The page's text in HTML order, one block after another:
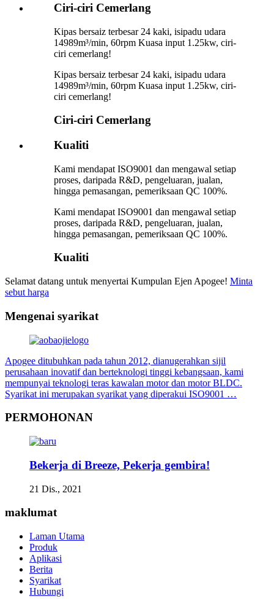
Ciri-ciri Cemerlang
Kipas bersaiz terbesar 24 kaki, isipadu udara
14989m³/min, 60rpm Kuasa input 1.25kw, ciri-
ciri cemerlang!
Kipas bersaiz terbesar 24 kaki, isipadu udara
14989m³/min, 60rpm Kuasa input 1.25kw, ciri-
ciri cemerlang!
Ciri-ciri Cemerlang
Kualiti
Kami mendapat ISO9001 dan mengawal setiap
proses, daripada R&D, pengeluaran, jualan,
hingga pemasangan, pemeriksaan QC 100%.
Kami mendapat ISO9001 dan mengawal setiap
proses, daripada R&D, pengeluaran, jualan,
hingga pemasangan, pemeriksaan QC 100%.
Kualiti
Selamat datang untuk menyertai Kumpulan Ejen Apogee! Minta
sebut harga
Mengenai syarikat
Apogee ditubuhkan pada tahun 2012, dianugerahkan sijil
perusahaan inovatif dan berteknologi tinggi kebangsaan, kami
mempunyai teknologi teras kawalan motor dan motor BLDC.
Syarikat ini merupakan syarikat yang diperakui ISO9001 …
PERMOHONAN
Bekerja di Breeze, Pekerja gembira!
21 Dis., 2021
maklumat
Laman Utama
Produk
Aplikasi
Berita
Syarikat
Hubungi